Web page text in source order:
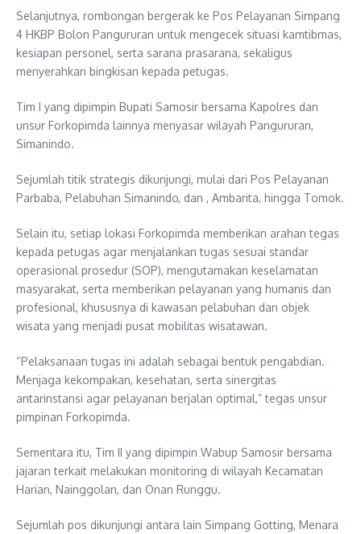
Selanjutnya, rombongan bergerak ke Pos Pelayanan Simpang
4 HKBP Bolon Pangururan untuk mengecek situasi kamtibmas,
kesiapan personel, serta sarana prasarana, sekaligus
menyerahkan bingkisan kepada petugas.
Tim I yang dipimpin Bupati Samosir bersama Kapolres dan
unsur Forkopimda lainnya menyasar wilayah Pangururan,
Simanindo.
Sejumlah titik strategis dikunjungi, mulai dari Pos Pelayanan
Parbaba, Pelabuhan Simanindo, dan , Ambarita, hingga Tomok.
Selain itu, setiap lokasi Forkopimda memberikan arahan tegas
kepada petugas agar menjalankan tugas sesuai standar
operasional prosedur (SOP), mengutamakan keselamatan
masyarakat, serta memberikan pelayanan yang humanis dan
profesional, khususnya di kawasan pelabuhan dan objek
wisata yang menjadi pusat mobilitas wisatawan.
“Pelaksanaan tugas ini adalah sebagai bentuk pengabdian.
Menjaga kekompakan, kesehatan, serta sinergitas
antarinstansi agar pelayanan berjalan optimal,” tegas unsur
pimpinan Forkopimda.
Sementara itu, Tim II yang dipimpin Wabup Samosir bersama
jajaran terkait melakukan monitoring di wilayah Kecamatan
Harian, Nainggolan, dan Onan Runggu.
Sejumlah pos dikunjungi antara lain Simpang Gotting, Menara